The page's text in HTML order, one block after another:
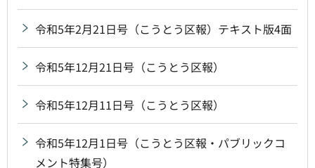
令和5年2月21日号（こうとう区報）テキスト版4面
令和5年12月21日号（こうとう区報）
令和5年12月11日号（こうとう区報）
令和5年12月1日号（こうとう区報・パブリックコ
メント特集号）